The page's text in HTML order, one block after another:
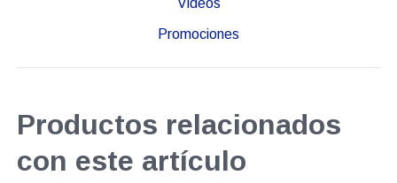
Videos
Promociones
Productos relacionados
con este artículo